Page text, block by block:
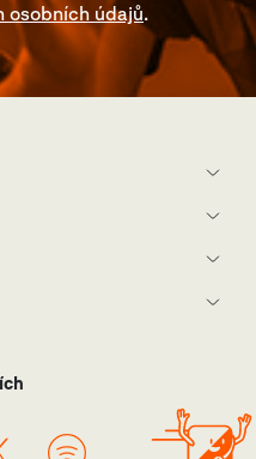
osobních údajů.